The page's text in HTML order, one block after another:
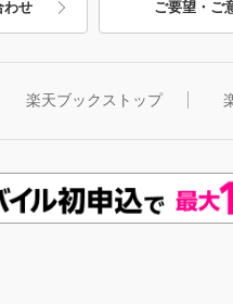
わせ ご要望・ご
楽天ブックストップ